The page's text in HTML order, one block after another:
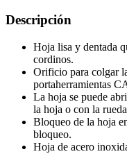
Descripción
Hoja lisa y dentada
cordinos.
Orificio para colgar
portaherramientas
La hoja se puede
la hoja o con la
Bloqueo de la hoja
bloqueo.
Hoja de acero